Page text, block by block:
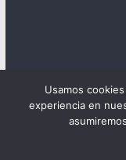
Tema:ColorMag
Usamos
experiencia en